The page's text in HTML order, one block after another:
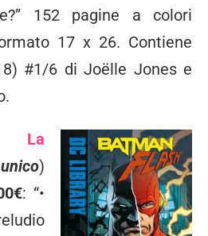
152 pagine a colori
17 x 26. Contiene
#1/6 di Joëlle Jones e
La
)
: “•